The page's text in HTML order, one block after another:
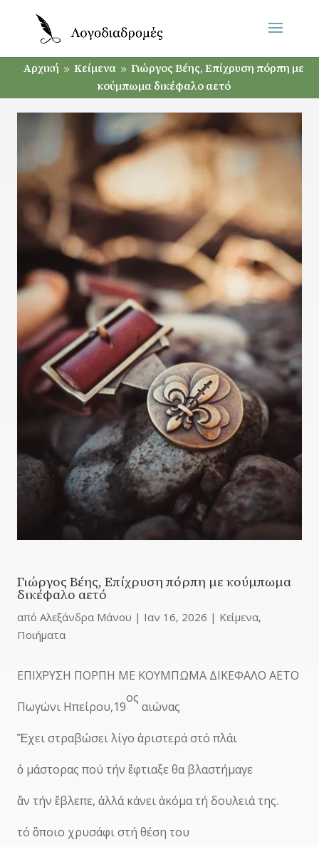
Αρχική 9 Κείμενα 9 Γιώργος Βέης, Επίχρυση πόρπη με
κούμπωμα δικέφαλο αετό
Γιώργος Βέης, Επίχρυση πόρπη με κούμπωμα
δικέφαλο αετό
από Αλεξάνδρα Μάνου | Ιαν 16, 2026 | Κείμενα,
Ποιήματα
ΕΠΙΧΡΥΣΗ ΠΟΡΠΗ ΜΕ ΚΟΥΜΠΩΜΑ ΔΙΚΕΦΑΛΟ ΑΕΤΟ
Πωγώνι Ηπείρου,19
ος
αιώνας
Ἔχει στραβώσει λίγο ἀριστερά στό πλάι
ὁ μάστορας πού τήν ἔφτιαξε θα βλαστήμαγε
ἄν τήν ἔβλεπε, ἀλλά κάνει ἀκόμα τή δουλειά της.
τό ὂποιο χρυσάφι στή θέση του